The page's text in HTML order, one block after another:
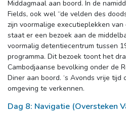
Middagmaal aan boord. In de
Fields, ook wel “de velden des
zijn voormalige executieplekken van
staat er een bezoek aan de
voormalig detentiecentrum tussen
programma. Dit bezoek toont het
Cambodjaanse bevolking onder de
Diner aan boord. ‘s Avonds vrije
omgeving te verkennen.
Dag 8: Navigatie (Oversteken